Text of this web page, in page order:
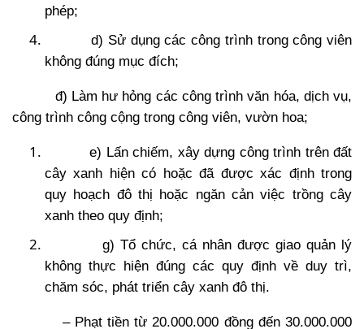
phép;
d) Sử dụng các công trình trong công viên
không đúng mục đích;
đ) Làm hư hỏng các công trình văn hóa, dịch vụ,
công trình công cộng trong công viên, vườn hoa;
e) Lấn chiếm, xây dựng công trình trên đất
cây xanh hiện có hoặc đã được xác định trong
quy hoạch đô thị hoặc ngăn cản việc trồng cây
xanh theo quy định;
g) Tổ chức, cá nhân được giao quản lý
không thực hiện đúng các quy định về duy trì,
chăm sóc, phát triển cây xanh đô thị.
– Phạt tiền từ 20.000.000 đồng đến 30.000.000